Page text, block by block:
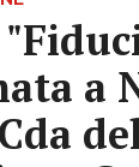
a